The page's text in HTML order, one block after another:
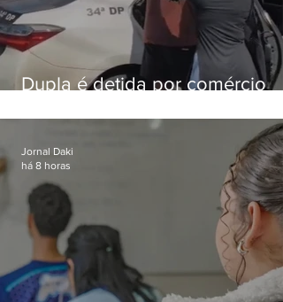
Dupla é detida por comércio
Bangu
Jornal Daki
há 8 horas